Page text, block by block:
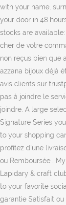
with your name,
your door in 48
stocks are
cher de votre
non reçus bien que
azzana bijoux déjà
avis clients sur
pas à joindre le
joindre. A large
Signature Series
to your shopping
profitez d'une
ou Remboursée .
Lapidary & craft
to your favorite
garantie Satisfait ou